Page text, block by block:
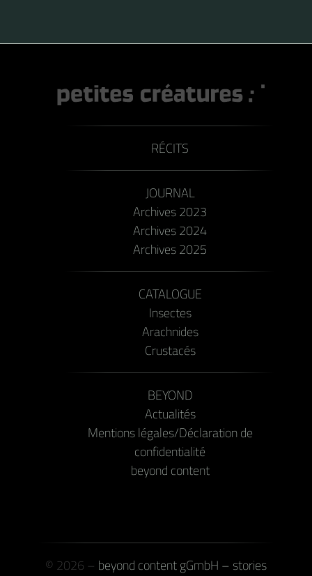
RÉCITS
JOURNAL
Archives 2023
Archives 2024
Archives 2025
CATALOGUE
Insectes
Arachnides
Crustacés
BEYOND
Actualités
Mentions légales/Déclaration de
confidentialité
beyond content
© 2026 – beyond content gGmbH – stories